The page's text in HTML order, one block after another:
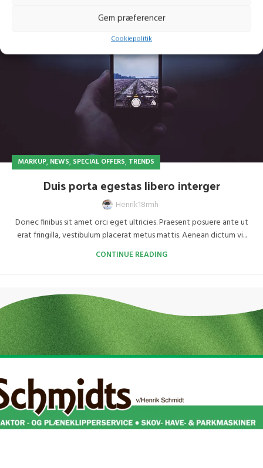
Gem præferencer
Cookiepolitik
MARKUP, NEWS, SPECIAL OFFERS, TRENDS
Duis porta egestas libero interger
Henrik18rmh
Donec finibus sit amet orci eget ultricies. Praesent posuere ante ut
erat fringilla, vestibulum placerat metus mattis. Aenean dictum vi...
CONTINUE READING